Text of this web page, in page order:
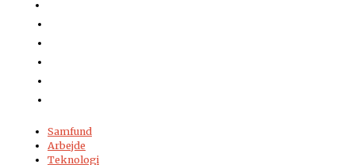
Samfund
Arbejde
Teknologi